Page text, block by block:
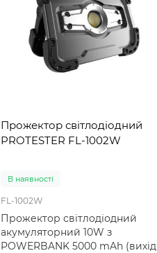
Прожектор світлодіодний
PROTESTER FL-1002W
В наявності
FL-1002W
Прожектор світлодіодний
акумуляторний 10W з
POWERBANK 5000 mAh (вихід